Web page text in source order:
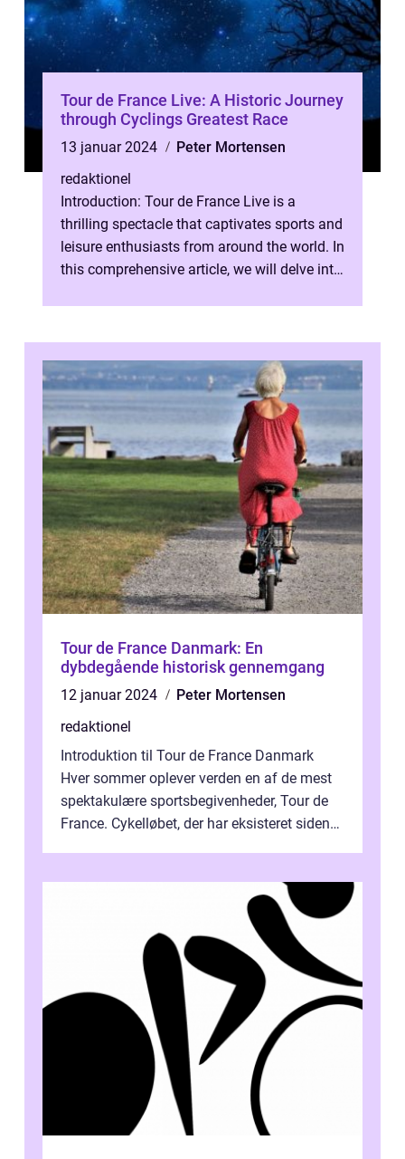
Tour de France Live: A Historic Journey
through Cyclings Greatest Race
13 januar 2024
Peter Mortensen
redaktionel
Introduction: Tour de France Live is a
thrilling spectacle that captivates sports and
leisure enthusiasts from around the world. In
this comprehensive article, we will delve into
Tour de France Danmark: En
dybdegående historisk gennemgang
12 januar 2024
Peter Mortensen
redaktionel
Introduktion til Tour de France Danmark
Hver sommer oplever verden en af de mest
spektakulære sportsbegivenheder, Tour de
France. Cykelløbet, der har eksisteret siden